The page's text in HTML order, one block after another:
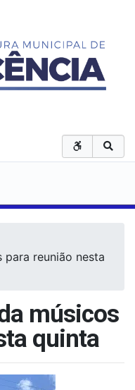
reunião nesta
músicos
quinta